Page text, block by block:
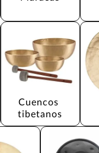
Cuencos
tibetanos